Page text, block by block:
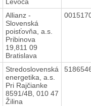
Allianz -
Slovenská
poisťovňa, a.s.
Pribinova
19,811 09
Bratislava
Stredoslovenská
energetika, a.s.
Pri Rajčianke
8591/4B, 010 47
Žilina